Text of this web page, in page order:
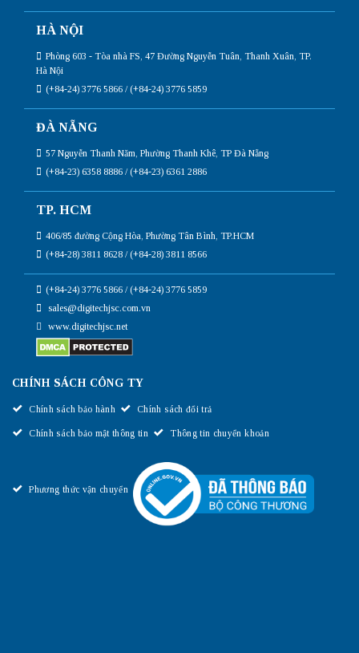
HÀ NỘI
Phòng 603 - Tòa nhà FS, 47 Đường Nguyễn Tuân, Thanh Xuân, TP.
Hà Nội
(+84-24) 3776 5866 / (+84-24) 3776 5859
ĐÀ NẴNG
57 Nguyễn Thanh Năm, Phường Thanh Khê, TP Đà Nẵng
(+84-23) 6358 8886 / (+84-23) 6361 2886
TP. HCM
406/85 đường Cộng Hòa, Phường Tân Bình, TP.HCM
(+84-28) 3811 8628 / (+84-28) 3811 8566
(+84-24) 3776 5866 / (+84-24) 3776 5859
sales@digitechjsc.com.vn
www.digitechjsc.net
CHÍNH SÁCH CÔNG TY
Chính sách bảo hành Chính sách đổi trả
Chính sách bảo mật thông tin Thông tin chuyển khoản
Phương thức vận chuyển